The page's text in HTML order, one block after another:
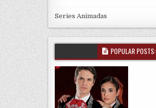
Series Animadas
POPULAR POSTS: